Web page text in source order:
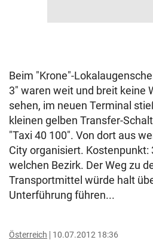
Beim "Krone"-
3" waren weit und breit keine
sehen, im neuen Terminal
kleinen gelben Transfer-
"Taxi 40 100". Von dort aus
City organisiert. Kostenpunkt:
welchen Bezirk. Der Weg zu
Transportmittel würde halt
Unterführung führen...
Österreich 10.07.2012 18:36